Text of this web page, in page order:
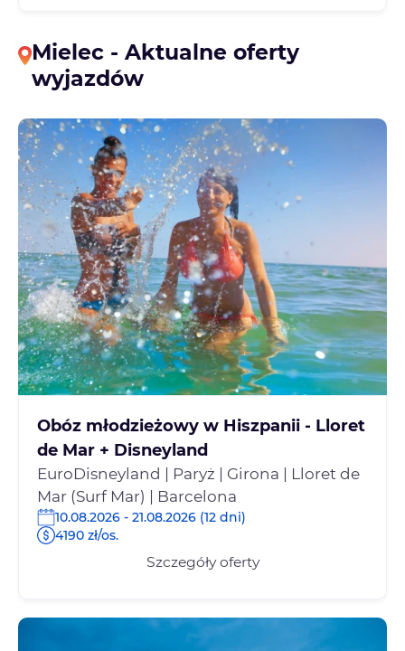
Mielec - Aktualne oferty
wyjazdów
Obóz młodzieżowy w Hiszpanii - Lloret
de Mar + Disneyland
EuroDisneyland | Paryż | Girona | Lloret de
Mar (Surf Mar) | Barcelona
10.08.2026 - 21.08.2026 (12 dni)
4190 zł/os.
Szczegóły oferty